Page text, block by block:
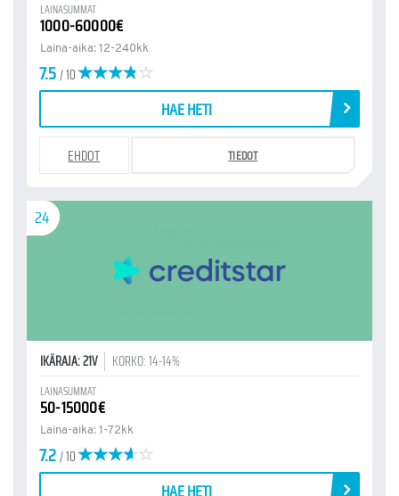
LAINASUMMAT
1000-60000€
Laina-aika: 12-240kk
7.5/ 10
HAE HETI
EHDOT TIEDOT
24
IKÄRAJA: 21V KORKO: 14-14%
LAINASUMMAT
50-15000€
Laina-aika: 1-72kk
7.2/ 10